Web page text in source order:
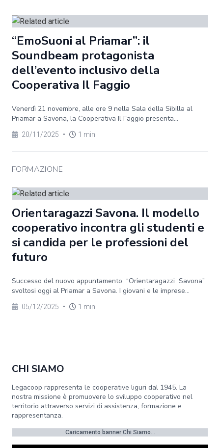
“EmoSuoni al Priamar”: il
Soundbeam protagonista
dell’evento inclusivo della
Cooperativa Il Faggio
Venerdì 21 novembre, alle ore 9 nella Sala della Sibilla al
Priamar a Savona, la Cooperativa Il Faggio presenta...
20/11/2025 • 1 min
FORMAZIONE
Orientaragazzi Savona. Il modello
cooperativo incontra gli studenti e
si candida per le professioni del
futuro
Successo del nuovo appuntamento “Orientaragazzi Savona”
svoltosi oggi al Priamar a Savona. I giovani e le imprese...
05/12/2025 • 1 min
CHI SIAMO
Legacoop rappresenta le cooperative liguri dal 1945. La
nostra missione è promuovere lo sviluppo cooperativo nel
territorio attraverso servizi di assistenza, formazione e
rappresentanza.
Caricamento banner Chi Siamo...